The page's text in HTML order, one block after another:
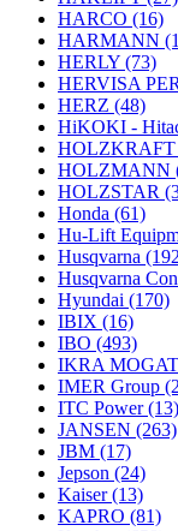
HARCO (16)
HARMANN
HERLY (73)
HERVISA
HERZ (48)
HiKOKI -
HOLZKRAFT
HOLZMANN
HOLZSTAR
Honda (61)
Hu-Lift
Husqvarna
Husqvarna
Hyundai (170)
IBIX (16)
IBO (493)
IKRA
IMER Group
ITC Power(13)
JANSEN (263)
JBM (17)
Jepson (24)
Kaiser(13)
KAPRO (81)